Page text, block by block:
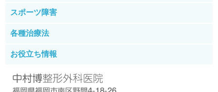
腰が痛い
肩が上がらない（五十肩）
疲労感
スポーツ障害
すねの周りが痛い
ねん挫
各種治療法
理学療法
栄養療法
お役立ち情報
漢方
栄養療法